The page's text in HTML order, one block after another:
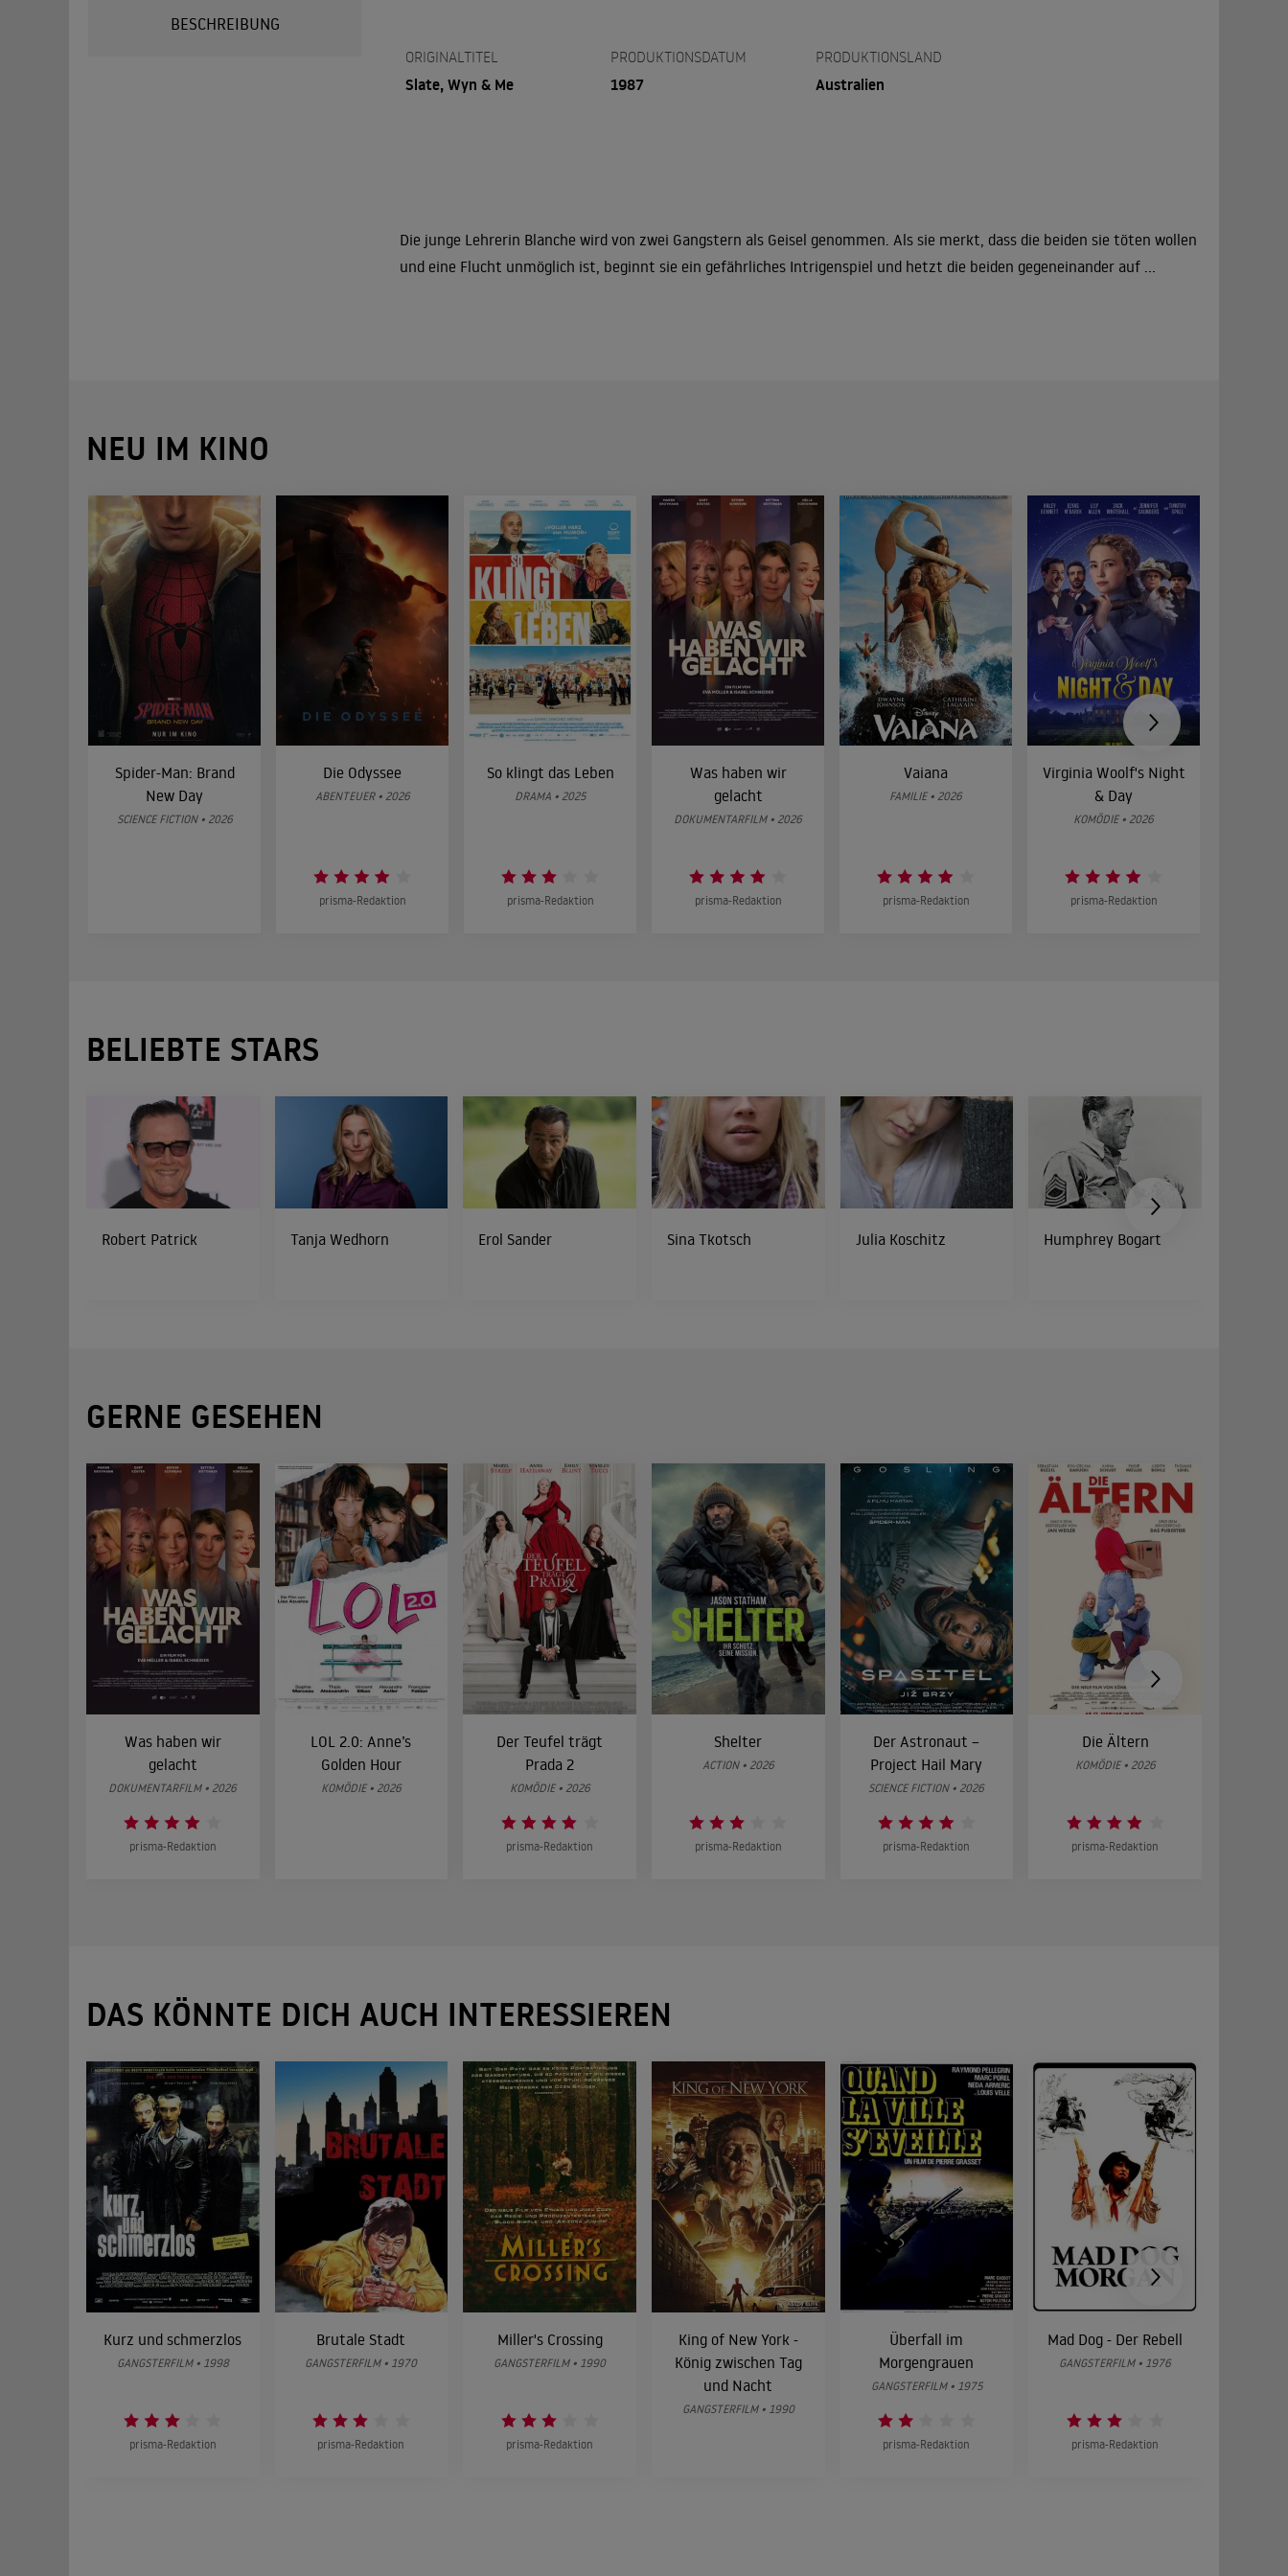
BESCHREIBUNG
ORIGINALTITEL
Slate, Wyn & Me
PRODUKTIONSDATUM
1987
PRODUKTIONSLAND
Australien
Die junge Lehrerin Blanche wird von zwei Gangstern als Geisel genommen. Als sie merkt, dass die beiden sie töten wollen
und eine Flucht unmöglich ist, beginnt sie ein gefährliches Intrigenspiel und hetzt die beiden gegeneinander auf ...
NEU IM KINO
Spider-Man: Brand
New Day
SCIENCE FICTION • 2026
Die Odyssee
ABENTEUER • 2026
prisma-Redaktion
So klingt das Leben
DRAMA • 2025
prisma-Redaktion
Was haben wir
gelacht
DOKUMENTARFILM • 2026
prisma-Redaktion
Vaiana
FAMILIE • 2026
prisma-Redaktion
Virginia Woolf's Night
& Day
KOMÖDIE • 2026
prisma-Redaktion
BELIEBTE STARS
Robert Patrick Tanja Wedhorn Erol Sander Sina Tkotsch Julia Koschitz Humphrey Bogart
GERNE GESEHEN
Was haben wir
gelacht
DOKUMENTARFILM • 2026
prisma-Redaktion
LOL 2.0: Anne’s
Golden Hour
KOMÖDIE • 2026
Der Teufel trägt
Prada 2
KOMÖDIE • 2026
prisma-Redaktion
Shelter
ACTION • 2026
prisma-Redaktion
Der Astronaut –
Project Hail Mary
SCIENCE FICTION • 2026
prisma-Redaktion
Die Ältern
KOMÖDIE • 2026
prisma-Redaktion
DAS KÖNNTE DICH AUCH INTERESSIEREN
Kurz und schmerzlos
GANGSTERFILM • 1998
prisma-Redaktion
Brutale Stadt
GANGSTERFILM • 1970
prisma-Redaktion
Miller's Crossing
GANGSTERFILM • 1990
prisma-Redaktion
King of New York -
König zwischen Tag
und Nacht
GANGSTERFILM • 1990
Überfall im
Morgengrauen
GANGSTERFILM • 1975
prisma-Redaktion
Mad Dog - Der Rebell
GANGSTERFILM • 1976
prisma-Redaktion